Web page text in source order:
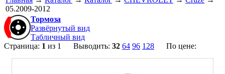
05.2009-2012
Тормоза
Развёрнутый вид
Табличный вид
Страница: 1 из 1 Выводить: 32 64 96 128 По цене: